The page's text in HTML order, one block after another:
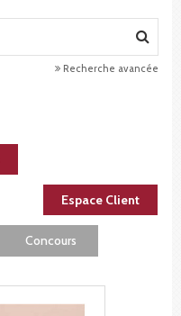
Recherche avancée
Espace Client
Concours